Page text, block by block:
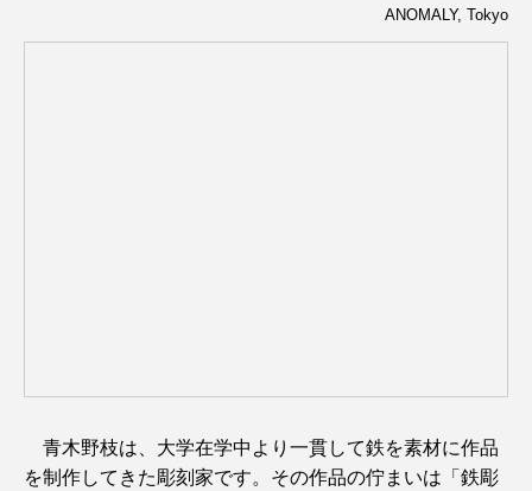
ANOMALY, Tokyo
青木野枝は、大学在学中より一貫して鉄を素材に作品
を制作してきた彫刻家です。その作品の佇まいは「鉄彫